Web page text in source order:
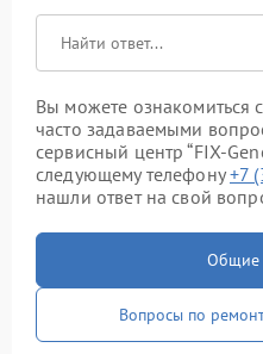
Вы можете
часто задаваемыми
сервисный центр “FIX-
следующему телефону+7
нашли ответ на свой
Общие
Вопросы по